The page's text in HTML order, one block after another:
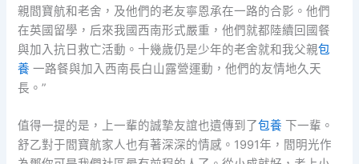
親閻寶航和老舍，及他們的老友寧恩承在一路的合影。他們
在英國留學，后來我國西南形式嚴重，他們就都陸續回國餐
與加入抗日救亡活動。十幾歲仍是少年的老舍就和我父親包
養 一路餐與加入西南長白山露營運動，他們的友情地久天
長。”
值得一提的是，上一輩的誠摯友誼也遺傳到了包養 下一輩。
舒乙對于閻寶航家人也有著深深的情感。1991年，閻明光作